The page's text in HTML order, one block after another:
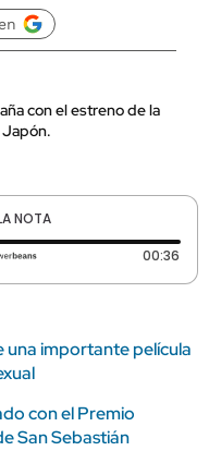
con el estreno de la
NOTA
0 segundos 00:36
importante película
con el Premio
San Sebastián